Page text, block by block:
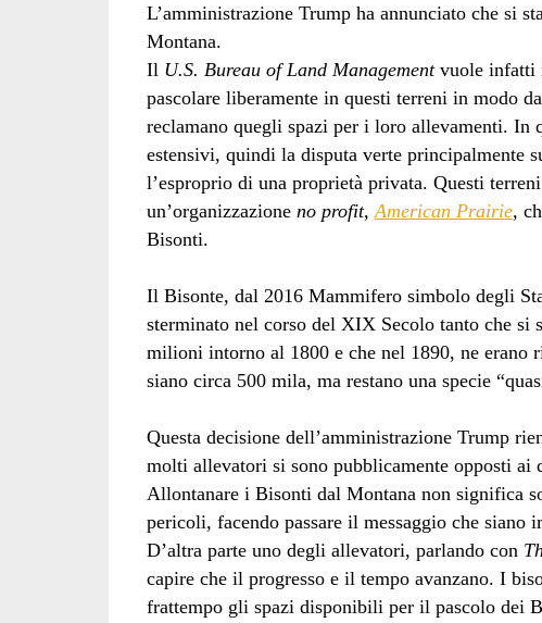
L’amministrazione Trump ha annunciato che si
Montana.
Il U.S. Bureau of Land Managementvuole infatti
pascolare liberamente in questi terreni in modo
reclamano quegli spazi per i loro allevamenti. In
estensivi, quindi la disputa verte principalmente
l’esproprio di una proprietà privata. Questi
un’organizzazione no profit, American Prairie,
Bisonti.
Il Bisonte, dal 2016 Mammifero simbolo degli
sterminato nel corso del XIX Secolo tanto che si
milioni intorno al 1800 e che nel 1890, ne erano
siano circa 500 mila, ma restano una specie
Questa decisione dell’amministrazione Trump
molti allevatori si sono pubblicamente opposti ai
Allontanare i Bisonti dal Montana non significa
pericoli, facendo passare il messaggio che
D’altra parte uno degli allevatori, parlando con
capire che il progresso e il tempo avanzano. I
frattempo gli spazi disponibili per il pascolo dei